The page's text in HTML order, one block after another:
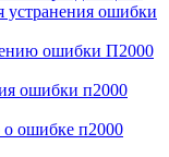
устранения ошибки
ошибки П2000
ошибки п2000
ошибке п2000